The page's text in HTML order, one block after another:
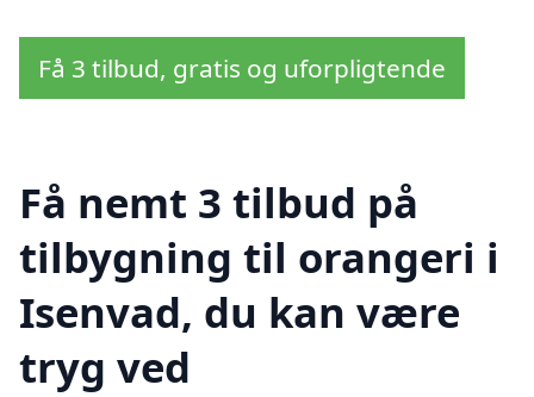
Få 3 tilbud, gratis og uforpligtende
Få nemt 3 tilbud på
tilbygning til orangeri i
Isenvad, du kan være
tryg ved